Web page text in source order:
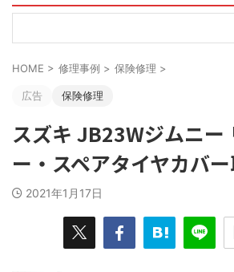
HOME > 修理事例 > 保険修理 >
広告 保険修理
スズキ JB23Wジムニー
ー・スペアタイヤカバ
2021年1月17日